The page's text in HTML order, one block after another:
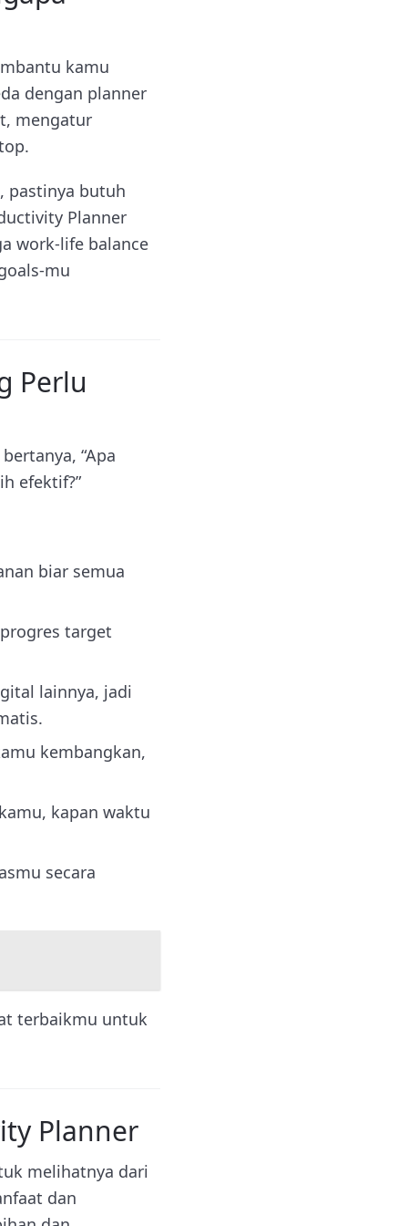
kamu
dengan planner
mengatur
pastinya butuh
Planner
work-life balance
mu
Perlu
“Apa
efektif?”
biar semua
target
lainnya, jadi
kembangkan,
kapan waktu
secara
terbaikmu untuk
Planner
melihatnya dari
dan